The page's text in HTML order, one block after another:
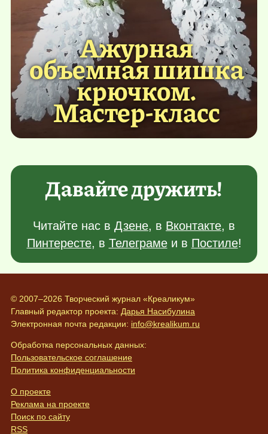
Ажурная
объемная шишка
крючком.
Мастер-класс
Давайте дружить!
Читайте нас в Дзене, в Вконтакте, в
Пинтересте, в Телеграмеи в Постиле!
© 2007–2026 Творческий журнал «Креаликум»
Главный редактор проекта: Дарья Насибулина
Электронная почта редакции: info@krealikum.ru
Обработка персональных данных:
Пользовательское соглашение
Политика конфиденциальности
О проекте
Реклама на проекте
Поиск по сайту
RSS